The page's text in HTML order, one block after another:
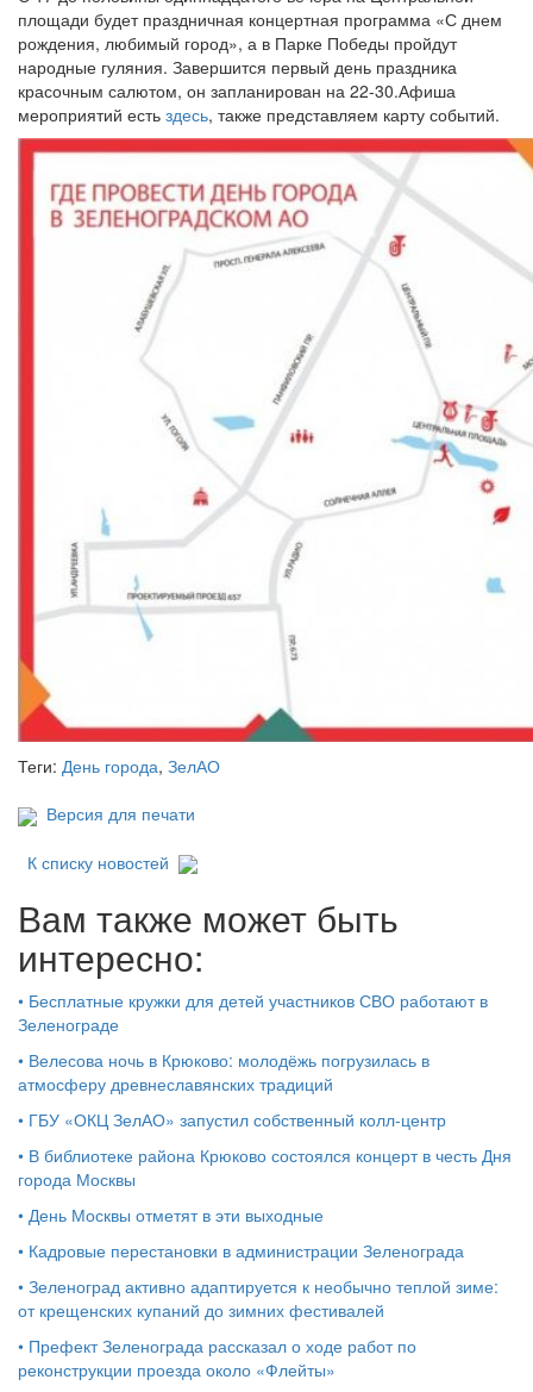
площади будет праздничная концертная программа «С днем
рождения, любимый город», а в Парке Победы пройдут
народные гуляния. Завершится первый день праздника
красочным салютом, он запланирован на 22-30.Афиша
мероприятий есть здесь, также представляем карту событий.
Теги: День города, ЗелАО
Версия для печати
К списку новостей
Вам также может быть
интересно:
• Бесплатные кружки для детей участников СВО работают в
Зеленограде
• Велесова ночь в Крюково: молодёжь погрузилась в
атмосферу древнеславянских традиций
• ГБУ «ОКЦ ЗелАО» запустил собственный колл-центр
• В библиотеке района Крюково состоялся концерт в честь Дня
города Москвы
• День Москвы отметят в эти выходные
• Кадровые перестановки в администрации Зеленограда
• Зеленоград активно адаптируется к необычно теплой зиме:
от крещенских купаний до зимних фестивалей
• Префект Зеленограда рассказал о ходе работ по
реконструкции проезда около «Флейты»